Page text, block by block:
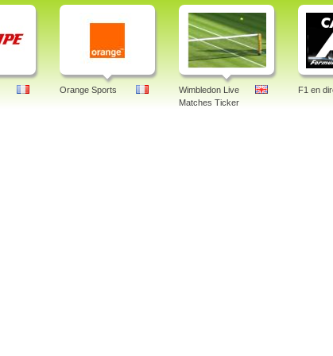
Orange Sports
Wimbledon Live
Matches Ticker
F1 en